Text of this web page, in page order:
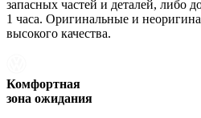
запасных частей и деталей, либо
1 часа. Оригинальные и
высокого качества.
Комфортная
зона ожидания